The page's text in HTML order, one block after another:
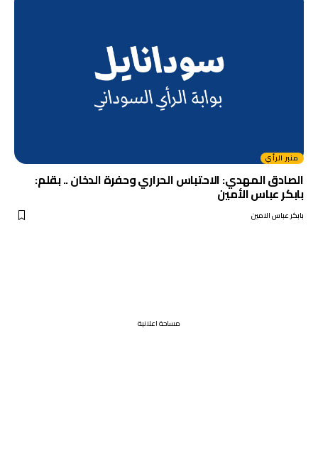
منبر الرأي
الصادق المهدي: الاحتباس الحراري وحفرة الدخان .. بقلم:
بابكر عباس الأمين
بابكر عباس الامين
مساحة اعلانية